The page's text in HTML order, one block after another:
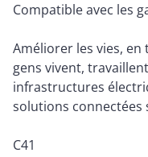
Compatible avec les
Améliorer les vies,
gens vivent,
infrastructures
solutions connectées
C41